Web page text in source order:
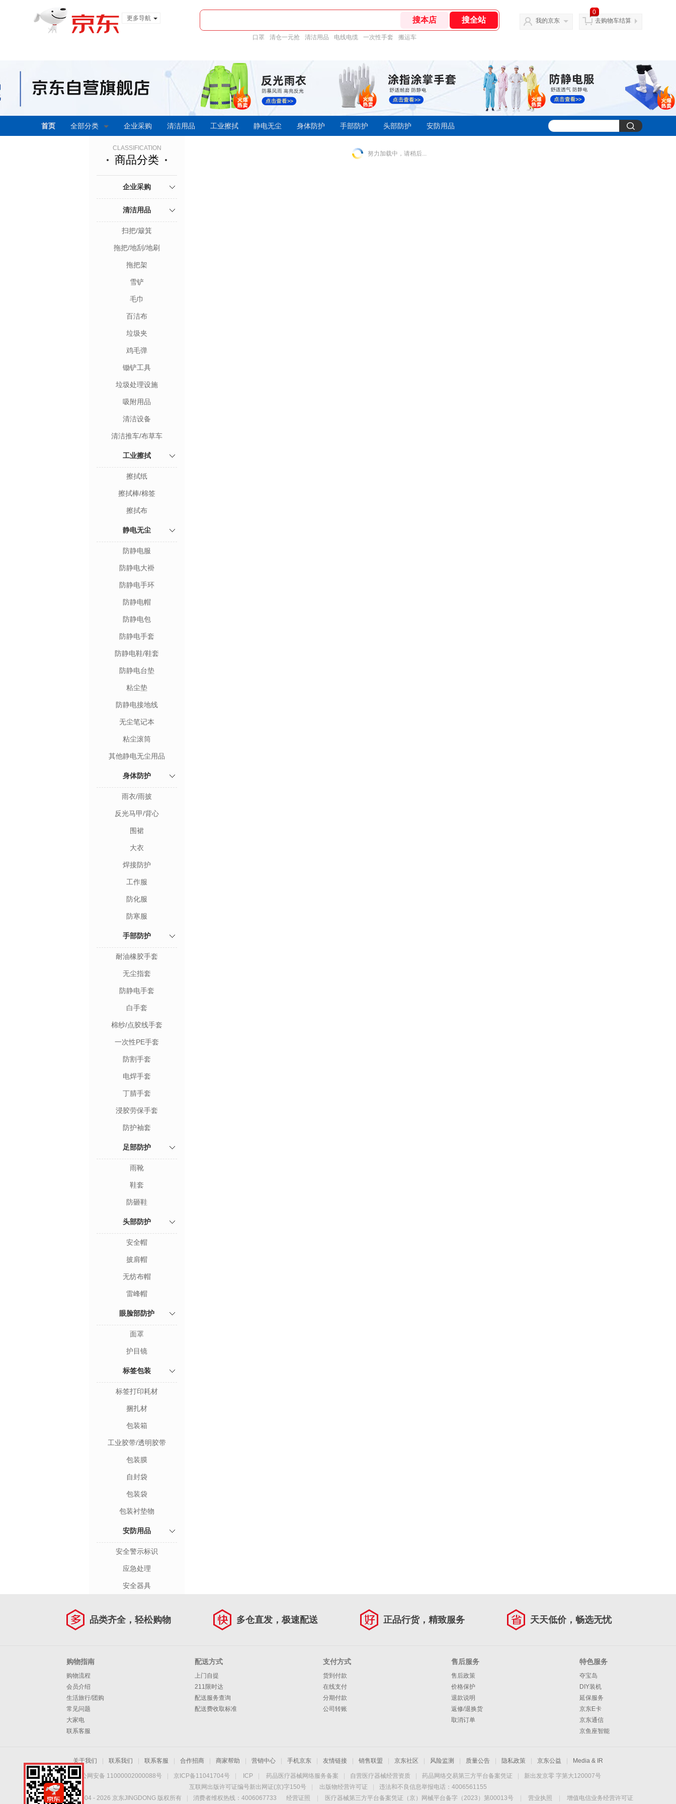
更多导航
口罩 清仓一元抢 清洁用品 电线电缆 一次性手套 搬运车
我的京东
0
去购物车结算
首页 全部分类 企业采购 清洁用品 工业擦拭 静电无尘 身体防护 手部防护 头部防护 安防用品
CLASSIFICATION
商品分类
企业采购
清洁用品
扫把/簸箕
拖把/地刮/地刷
拖把架
雪铲
毛巾
百洁布
垃圾夹
鸡毛弹
锄铲工具
垃圾处理设施
吸附用品
清洁设备
清洁推车/布草车
工业擦拭
擦拭纸
擦拭棒/棉签
擦拭布
静电无尘
防静电服
防静电大褂
防静电手环
防静电帽
防静电包
防静电手套
防静电鞋/鞋套
防静电台垫
粘尘垫
防静电接地线
无尘笔记本
粘尘滚筒
其他静电无尘用品
身体防护
雨衣/雨披
反光马甲/背心
围裙
大衣
焊接防护
工作服
防化服
防寒服
手部防护
耐油橡胶手套
无尘指套
防静电手套
白手套
棉纱/点胶线手套
一次性PE手套
防割手套
电焊手套
丁腈手套
浸胶劳保手套
防护袖套
足部防护
雨靴
鞋套
防砸鞋
头部防护
安全帽
披肩帽
无纺布帽
雷峰帽
眼脸部防护
面罩
护目镜
标签包装
标签打印耗材
捆扎材
包装箱
工业胶带/透明胶带
包装膜
自封袋
包装袋
包装衬垫物
安防用品
安全警示标识
应急处理
安全器具
努力加载中，请稍后...
品类齐全，轻松购物 多仓直发，极速配送 正品行货，精致服务 天天低价，畅选无忧
购物指南
购物流程
会员介绍
生活旅行/团购
常见问题
大家电
联系客服
配送方式
上门自提
211限时达
配送服务查询
配送费收取标准
支付方式
货到付款
在线支付
分期付款
公司转账
售后服务
售后政策
价格保护
退款说明
返修/退换货
取消订单
特色服务
夺宝岛
DIY装机
延保服务
京东E卡
京东通信
京鱼座智能
关于我们 联系我们 联系客服 合作招商 商家帮助 营销中心 手机京东 友情链接 销售联盟 京东社区 风险监测 质量公告 隐私政策 京东公益 Media & IR
京公网安备 11000002000088号 京ICP备11041704号 ICP 药品医疗器械网络服务备案 自营医疗器械经营资质 药品网络交易第三方平台备案凭证
新出发京零 字第大120007号
互联网出版许可证编号新出网证(京)字150号
出版物经营许可证
违法和不良信息举报电话：4006561155
Copyright © 2004 - 2026 京东JINGDONG 版权所有 消费者维权热线：4006067733 经营证照 医疗器械第三方平台备案凭证（京）网械平台备字（2023）第00013号 营业执照 增值电信业务经营许可证